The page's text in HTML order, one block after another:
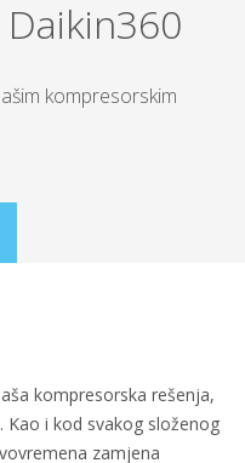
kompresorskim
kompresorska rešenja,
Kao i kod svakog složenog
zamjena